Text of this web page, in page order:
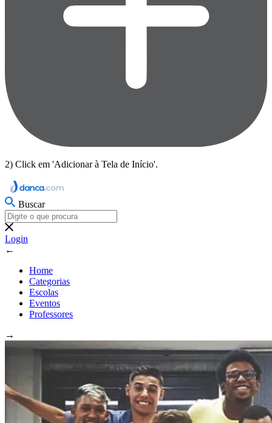
2) Click em 'Adicionar à Tela de Início'.
Buscar
Login
←
Home
Categorias
Escolas
Eventos
Professores
→